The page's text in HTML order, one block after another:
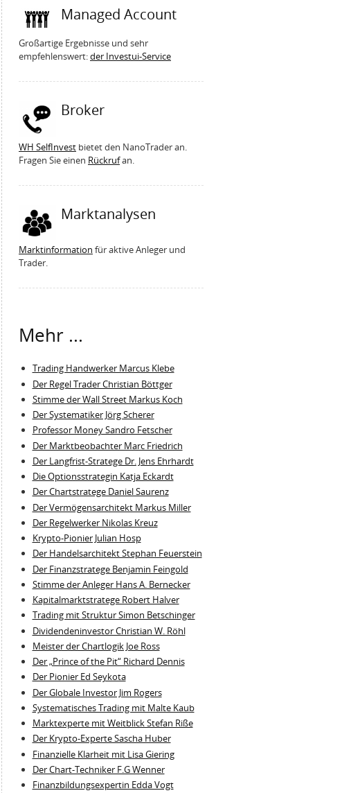
Managed Account
Großartige Ergebnisse und sehr
empfehlenswert:der Investui-Service
Broker
WH SelfInvest bietet den NanoTrader an.
Fragen Sie einen Rückrufan.
Marktanalysen
Marktinformation für aktive Anleger und
Trader.
Mehr ...
Trading Handwerker Marcus Klebe
Der Regel Trader Christian Böttger
Stimme der Wall Street Markus Koch
Der Systematiker Jörg Scherer
Professor Money Sandro Fetscher
Der Marktbeobachter Marc Friedrich
Der Langfrist-Stratege Dr. Jens Ehrhardt
Die Optionsstrategin Katja Eckardt
Der Chartstratege Daniel Saurenz
Der Vermögensarchitekt Markus Miller
Der Regelwerker Nikolas Kreuz
Krypto-Pionier Julian Hosp
Der Handelsarchitekt Stephan Feuerstein
Der Finanzstratege Benjamin Feingold
Stimme der Anleger Hans A. Bernecker
Kapitalmarktstratege Robert Halver
Trading mit Struktur Simon Betschinger
Dividendeninvestor Christian W. Röhl
Meister der Chartlogik Joe Ross
Der „Prince of the Pit“ Richard Dennis
Der Pionier Ed Seykota
Der Globale Investor Jim Rogers
Systematisches Trading mit Malte Kaub
Marktexperte mit Weitblick Stefan Riße
Der Krypto-Experte Sascha Huber
Finanzielle Klarheit mit Lisa Giering
Der Chart-Techniker F.G Wenner
Finanzbildungsexpertin Edda Vogt